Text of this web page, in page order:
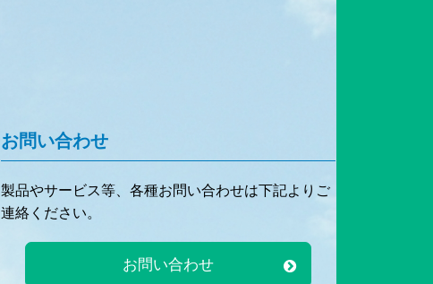
お問い合わせ
製品やサービス等、各種お問い合わせは下記よりご
連絡ください。
お問い合わせ